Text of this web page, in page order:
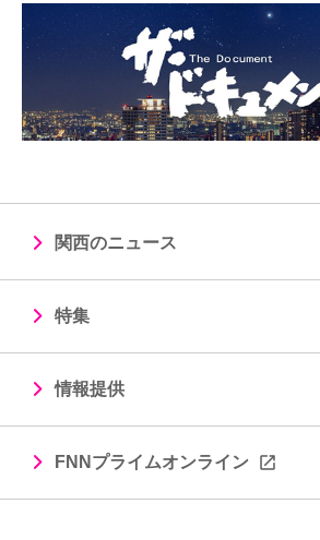
関西のニュース
特集
情報提供
FNNプライムオンライン